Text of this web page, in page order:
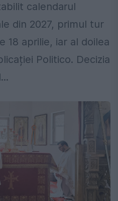
calendarul
din 2027, primul tur
18 aprilie, iar al doilea
Politico. Decizia